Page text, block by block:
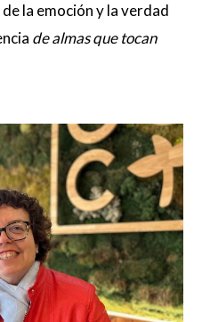
la emoción y la verdad
de almas que tocan